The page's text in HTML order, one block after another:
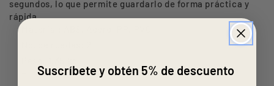
segundos, lo que permite guardarlo de forma práctica y
rápida.
Tamaño del producto en uso: 25 x 95 x 25 cms
Suscríbete y obtén 5% de descuento